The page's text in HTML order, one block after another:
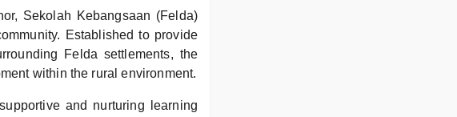
Sekolah Kebangsaan (Felda)
Established to provide
Felda settlements, the
within the rural environment.
and nurturing learning